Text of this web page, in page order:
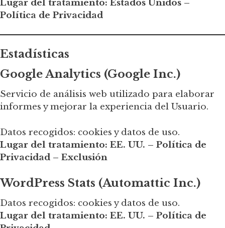
Lugar del tratamiento: Estados Unidos –
Política de Privacidad
Estadísticas
Google Analytics (Google Inc.)
Servicio de análisis web utilizado para elaborar
informes y mejorar la experiencia del Usuario.
Datos recogidos: cookies y datos de uso.
Lugar del tratamiento: EE. UU. – Política de
Privacidad – Exclusión
WordPress Stats (Automattic Inc.)
Datos recogidos: cookies y datos de uso.
Lugar del tratamiento: EE. UU. – Política de